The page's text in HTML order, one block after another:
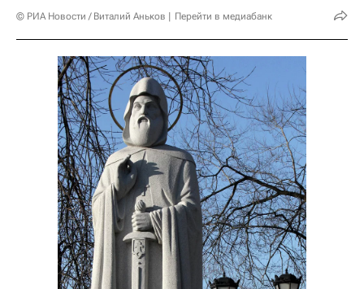
© РИА Новости / Виталий Аньков Перейти в медиабанк